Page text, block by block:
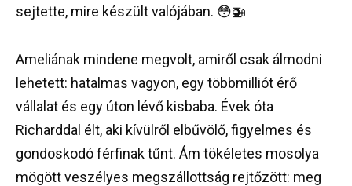
sejtette, mire készült valójában. 😳🚁
Ameliának mindene megvolt, amiről csak álmodni
lehetett: hatalmas vagyon, egy többmilliót érő
vállalat és egy úton lévő kisbaba. Évek óta
Richarddal élt, aki kívülről elbűvölő, figyelmes és
gondoskodó férfinak tűnt. Ám tökéletes mosolya
mögött veszélyes megszállottság rejtőzött: meg